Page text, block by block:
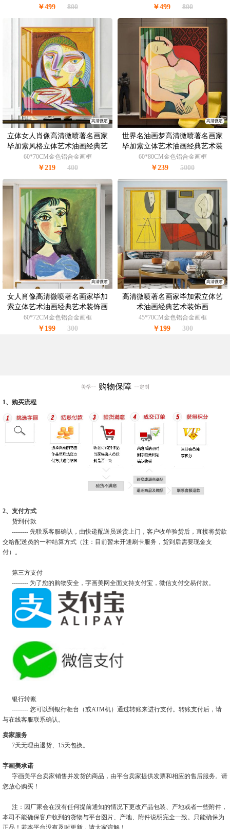
￥499 800 ￥499 800
高清微喷
立体女人肖像高清微喷著名画家
毕加索风格立体艺术油画经典艺
术装饰画
60*70CM金色铝合金画框
￥219 400
高清微喷
世界名油画梦高清微喷著名画家
毕加索立体艺术油画经典艺术装
饰画
60*80CM金色铝合金画框
￥239 5000
高清微喷
女人肖像高清微喷著名画家毕加
索立体艺术油画经典艺术装饰画
60*72CM金色铝合金画框
￥199 300
高清微喷
高清微喷著名画家毕加索立体艺
术油画经典艺术装饰画
45*70CM金色铝合金画框
￥199 300
购物保障
1、购买流程
2、支付方式
货到付款
-------- 先联系客服确认，由快递配送员送货上门，客户收单验货后，直接将货款
交给配送员的一种结算方式（注：目前暂未开通刷卡服务，货到后需要现金支
付）。
第三方支付
-------- 为了您的购物安全，字画美网全面支持支付宝，微信支付交易付款。
银行转账
-------- 您可以到银行柜台（或ATM机）通过转账来进行支付。转账支付后，请
与在线客服联系确认。
卖家服务
7天无理由退货、15天包换。
字画美承诺
字画美平台卖家销售并发货的商品，由平台卖家提供发票和相应的售后服务。请
您放心购买！
注：因厂家会在没有任何提前通知的情况下更改产品包装、产地或者一些附件，
本司不能确保客户收到的货物与平台图片、产地、附件说明完全一致。只能确保为
正品！若本平台没有及时更新，请大家谅解！